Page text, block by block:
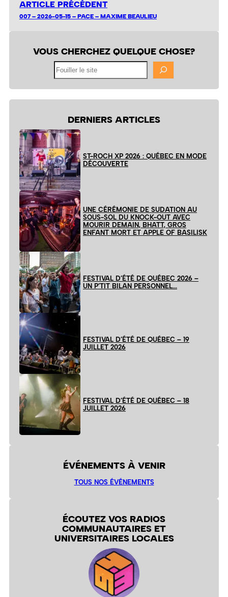
ARTICLE PRÉCÉDENT
007 – 2026-05-15 – PACE – MAXIME BEAULIEU
VOUS CHERCHEZ QUELQUE CHOSE?
DERNIERS ARTICLES
ST-ROCH XP 2026 : QUÉBEC EN MODE
DÉCOUVERTE
UNE CÉRÉMONIE DE SUDATION AU
SOUS-SOL DU KNOCK-OUT AVEC
MOURIR DEMAIN, BHATT, GROS
ENFANT MORT ET APPLE OF BASILISK
FESTIVAL D’ÉTÉ DE QUÉBEC 2026 –
UN P’TIT BILAN PERSONNEL…
FESTIVAL D’ÉTÉ DE QUÉBEC – 19
JUILLET 2026
FESTIVAL D’ÉTÉ DE QUÉBEC – 18
JUILLET 2026
ÉVÉNEMENTS À VENIR
TOUS NOS ÉVÉNEMENTS
ÉCOUTEZ VOS RADIOS
COMMUNAUTAIRES ET
UNIVERSITAIRES LOCALES